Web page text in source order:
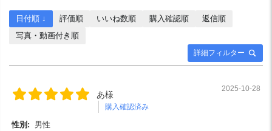
詳細フィルター
日付順 ↓ 評価順 いいね数順 購入確認順
返信順
写真・動画付き順
あ様
購入確認済み
2025-10-28
性別:
男性